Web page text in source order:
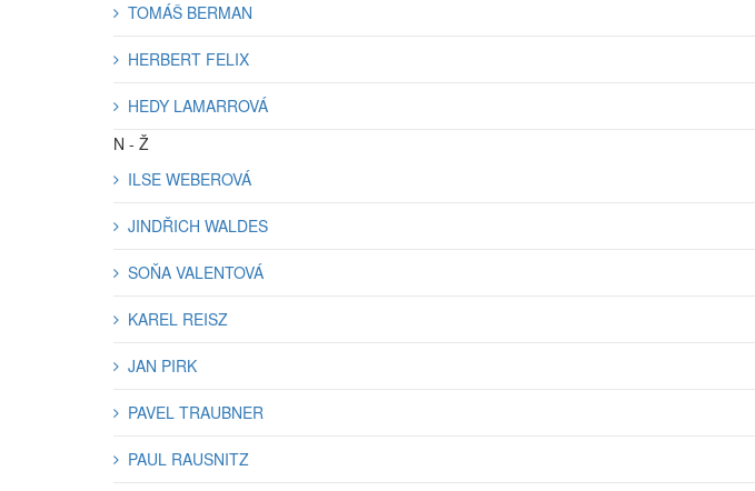
TOMÁŠ BERMAN
HERBERT FELIX
HEDY LAMARROVÁ
N - Ž
ILSE WEBEROVÁ
JINDŘICH WALDES
SOŇA VALENTOVÁ
KAREL REISZ
JAN PIRK
PAVEL TRAUBNER
PAUL RAUSNITZ